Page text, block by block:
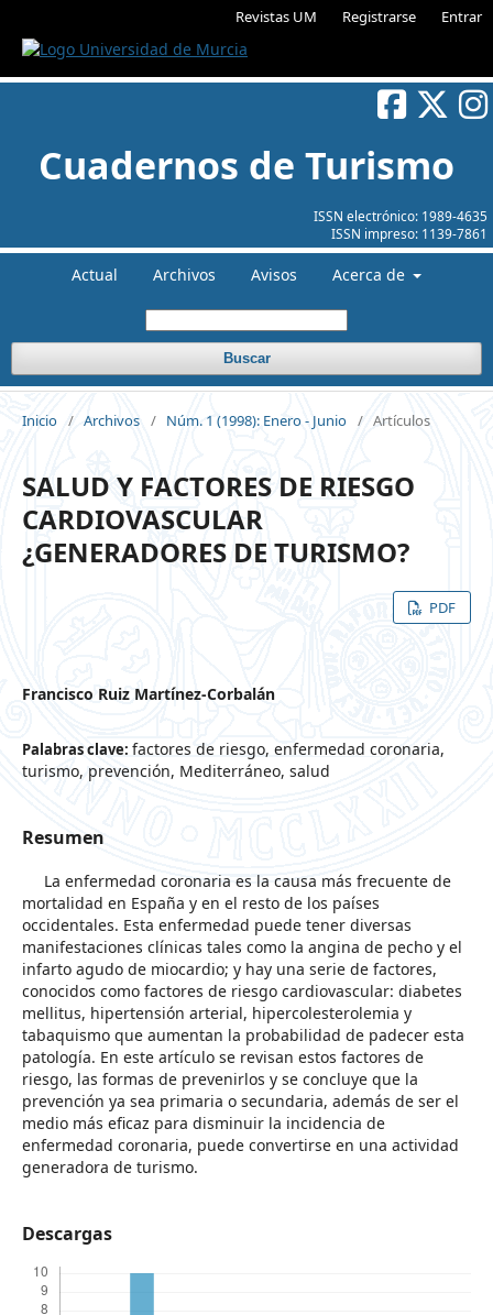
Revistas UM Registrarse Entrar
ISSN electrónico: 1989-4635
ISSN impreso: 1139-7861
Cuadernos de Turismo
Actual Archivos Avisos Acerca de
Buscar
Inicio / Archivos / Núm. 1 (1998): Enero - Junio / Artículos
SALUD Y FACTORES DE RIESGO
CARDIOVASCULAR
¿GENERADORES DE TURISMO?
PDF
Francisco Ruiz Martínez-Corbalán
Palabras clave: factores de riesgo, enfermedad coronaria,
turismo, prevención, Mediterráneo, salud
Resumen
La enfermedad coronaria es la causa más frecuente de
mortalidad en España y en el resto de los países
occidentales. Esta enfermedad puede tener diversas
manifestaciones clínicas tales como la angina de pecho y el
infarto agudo de miocardio; y hay una serie de factores,
conocidos como factores de riesgo cardiovascular: diabetes
mellitus, hipertensión arterial, hipercolesterolemia y
tabaquismo que aumentan la probabilidad de padecer esta
patología. En este artículo se revisan estos factores de
riesgo, las formas de prevenirlos y se concluye que la
prevención ya sea primaria o secundaria, además de ser el
medio más eficaz para disminuir la incidencia de
enfermedad coronaria, puede convertirse en una actividad
generadora de turismo.
Descargas